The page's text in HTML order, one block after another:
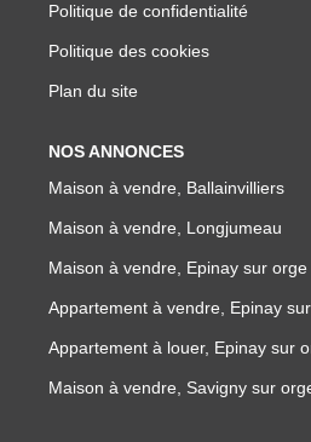
Politique de confidentialité
Politique des cookies
Plan du site
NOS ANNONCES
Maison à vendre, Ballainvilliers
Maison à vendre, Longjumeau
Maison à vendre, Epinay sur orge
Appartement à vendre, Epinay
Appartement à louer, Epinay sur
Maison à vendre, Savigny sur